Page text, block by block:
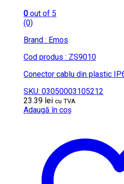
0 out of 5
(0)
Brand : Emos
Cod produs : ZS9010
Conector cablu din plastic
SKU: 03050003105212
23.39 lei cu TVA
Adaugă în coș